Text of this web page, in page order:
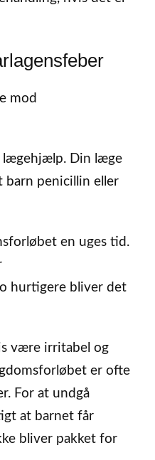
mod
lægehjælp. Din læge
barn penicillin eller
en uges tid.
hurtigere bliver det
være irritabel og
er ofte
For at undgå
at barnet får
bliver pakket for